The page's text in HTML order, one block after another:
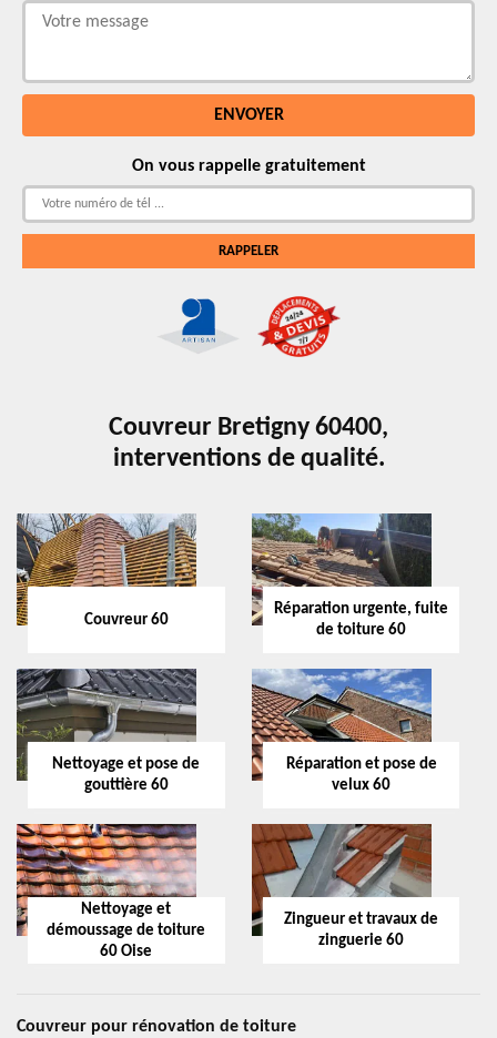
On vous rappelle gratuitement
Couvreur Bretigny 60400,
interventions de qualité.
Couvreur 60
Réparation urgente, fuite
de toiture 60
Nettoyage et pose de
gouttière 60
Réparation et pose de
velux 60
Nettoyage et
démoussage de toiture
60 Oise
Zingueur et travaux de
zinguerie 60
Couvreur pour rénovation de toiture